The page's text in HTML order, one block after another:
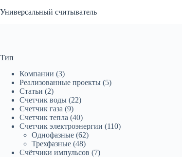
к
Универсальный считыватель
Тип
Компании (3)
Реализованные проекты (5)
Статьи (2)
Счетчик воды (22)
Счетчик газа (9)
Счетчик тепла (40)
Счетчик электроэнергии (110)
Однофазные (62)
Трехфазные (48)
Счётчики импульсов (7)